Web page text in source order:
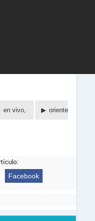
en vivo, oriente
Facebook